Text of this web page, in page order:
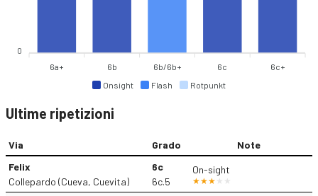
Onsight Flash Rotpunkt
0
6a+ 6b 6b/6b+ 6c 6c+
Ultime ripetizioni
Via Grado
Note
Felix
Collepardo (Cueva, Cuevita)
6c
6c.5
On-sight